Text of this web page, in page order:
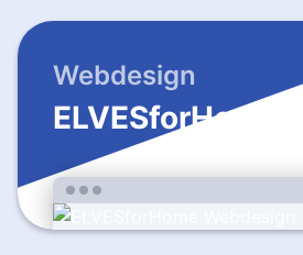
Webdesign
ELVESforHome